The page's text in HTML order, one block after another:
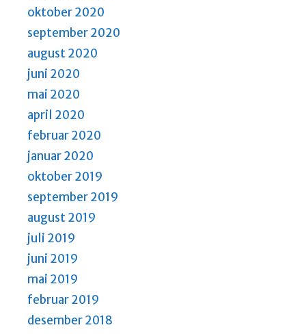
oktober 2020
september 2020
august 2020
juni 2020
mai 2020
april 2020
februar 2020
januar 2020
oktober 2019
september 2019
august 2019
juli 2019
juni 2019
mai 2019
februar 2019
desember 2018